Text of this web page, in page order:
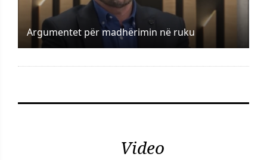
Argumentet për madhërimin në ruku
Video